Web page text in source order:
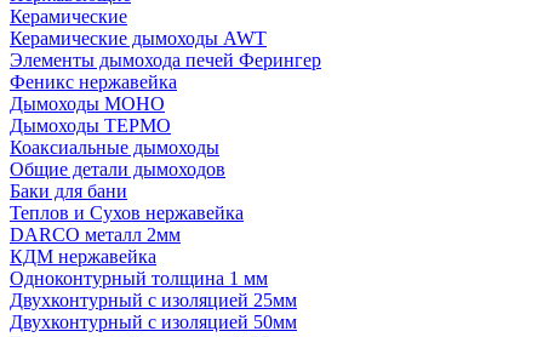
Керамические
Керамические дымоходы AWT
Элементы дымохода печей Ферингер
Феникс нержавейка
Дымоходы МОНО
Дымоходы ТЕРМО
Коаксиальные дымоходы
Общие детали дымоходов
Баки для бани
Теплов и Сухов нержавейка
DARCO металл 2мм
КДМ нержавейка
Одноконтурный толщина 1 мм
Двухконтурный с изоляцией 25мм
Двухконтурный с изоляцией 50мм